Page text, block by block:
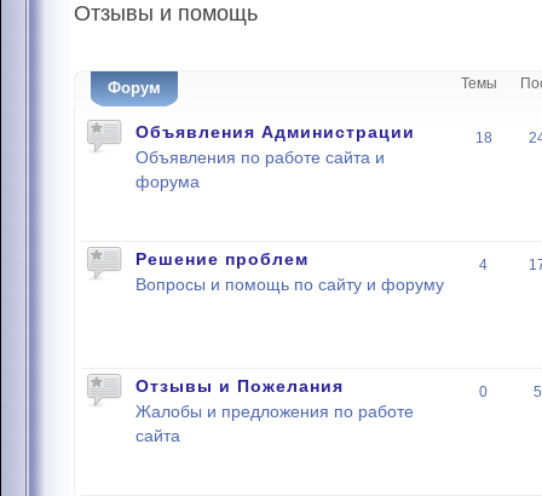
Отзывы и помощь
Форум Темы
Объявления Администрации
Объявления по работе сайта и
форума
18
Решение проблем
Вопросы и помощь по сайту и форуму
4
Отзывы и Пожелания
Жалобы и предложения по работе
сайта
0